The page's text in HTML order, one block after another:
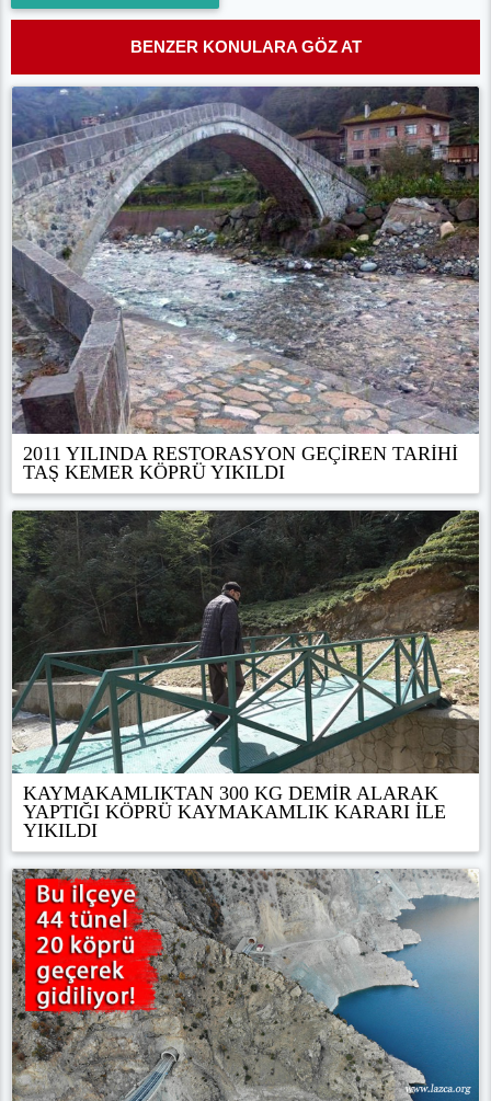
BENZER KONULARA GÖZ AT
2011 YILINDA RESTORASYON GEÇİREN TARİHİ
TAŞ KEMER KÖPRÜ YIKILDI
KAYMAKAMLIKTAN 300 KG DEMİR ALARAK
YAPTIĞI KÖPRÜ KAYMAKAMLIK KARARI İLE
YIKILDI